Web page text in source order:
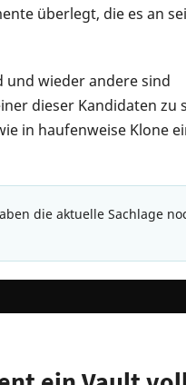
überlegt, die es an
und wieder andere sind
dieser Kandidaten zu
in haufenweise Klone
die aktuelle Sachlage